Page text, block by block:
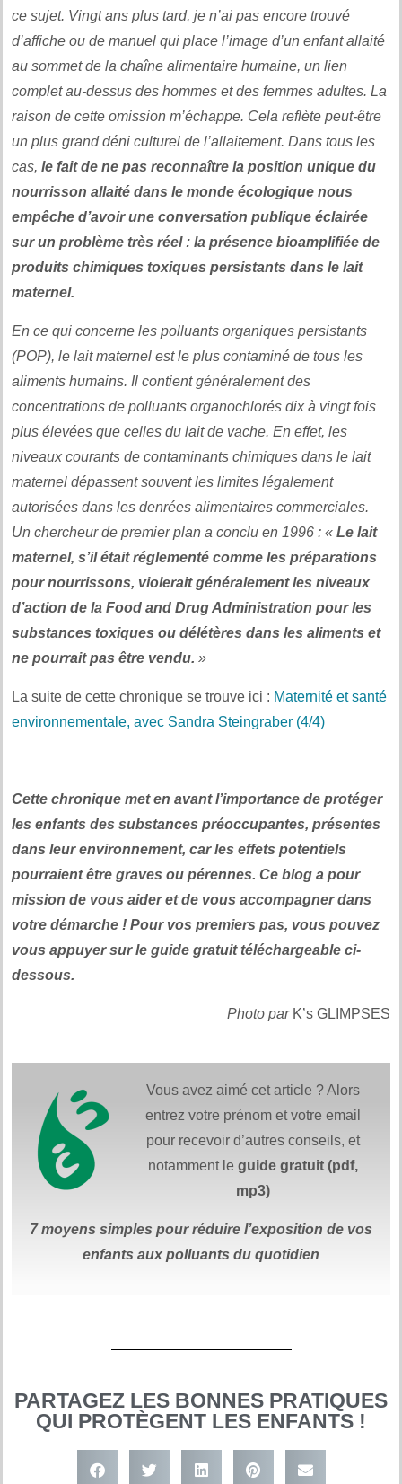
ce sujet. Vingt ans plus tard, je n’ai pas encore trouvé
d’affiche ou de manuel qui place l’image d’un enfant allaité
au sommet de la chaîne alimentaire humaine, un lien
complet au-dessus des hommes et des femmes adultes. La
raison de cette omission m’échappe. Cela reflète peut-être
un plus grand déni culturel de l’allaitement. Dans tous les
cas, le fait de ne pas reconnaître la position unique du
nourrisson allaité dans le monde écologique nous
empêche d’avoir une conversation publique éclairée
sur un problème très réel : la présence bioamplifiée de
produits chimiques toxiques persistants dans le lait
maternel.
En ce qui concerne les polluants organiques persistants
(POP), le lait maternel est le plus contaminé de tous les
aliments humains. Il contient généralement des
concentrations de polluants organochlorés dix à vingt fois
plus élevées que celles du lait de vache. En effet, les
niveaux courants de contaminants chimiques dans le lait
maternel dépassent souvent les limites légalement
autorisées dans les denrées alimentaires commerciales.
Un chercheur de premier plan a conclu en 1996 : « Le lait
maternel, s’il était réglementé comme les préparations
pour nourrissons, violerait généralement les niveaux
d’action de la Food and Drug Administration pour les
substances toxiques ou délétères dans les aliments et
ne pourrait pas être vendu. »
La suite de cette chronique se trouve ici : Maternité et santé
environnementale, avec Sandra Steingraber (4/4)
Cette chronique met en avant l’importance de protéger
les enfants des substances préoccupantes, présentes
dans leur environnement, car les effets potentiels
pourraient être graves ou pérennes. Ce blog a pour
mission de vous aider et de vous accompagner dans
votre démarche ! Pour vos premiers pas, vous pouvez
vous appuyer sur le guide gratuit téléchargeable ci-
dessous.
Photo par K’s GLIMPSES
Vous avez aimé cet article ? Alors
entrez votre prénom et votre email
pour recevoir d’autres conseils, et
notamment le guide gratuit (pdf,
mp3)
7 moyens simples pour réduire l’exposition de vos
enfants aux polluants du quotidien
PARTAGEZ LES BONNES PRATIQUES
QUI PROTÈGENT LES ENFANTS !